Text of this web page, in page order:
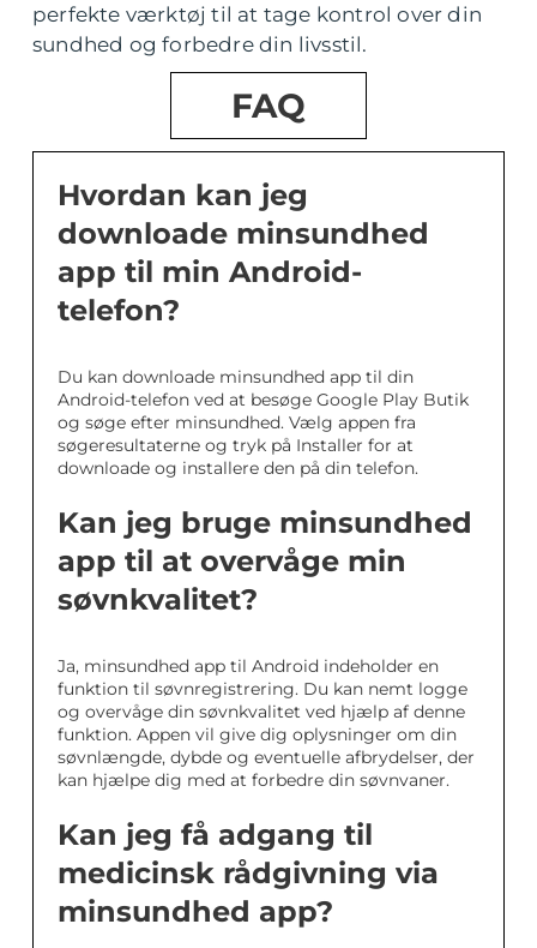
perfekte værktøj til at tage kontrol over din
sundhed og forbedre din livsstil.
FAQ
Hvordan kan jeg
downloade minsundhed
app til min Android-
telefon?
Du kan downloade minsundhed app til din
Android-telefon ved at besøge Google Play Butik
og søge efter minsundhed. Vælg appen fra
søgeresultaterne og tryk på Installer for at
downloade og installere den på din telefon.
Kan jeg bruge minsundhed
app til at overvåge min
søvnkvalitet?
Ja, minsundhed app til Android indeholder en
funktion til søvnregistrering. Du kan nemt logge
og overvåge din søvnkvalitet ved hjælp af denne
funktion. Appen vil give dig oplysninger om din
søvnlængde, dybde og eventuelle afbrydelser, der
kan hjælpe dig med at forbedre din søvnvaner.
Kan jeg få adgang til
medicinsk rådgivning via
minsundhed app?